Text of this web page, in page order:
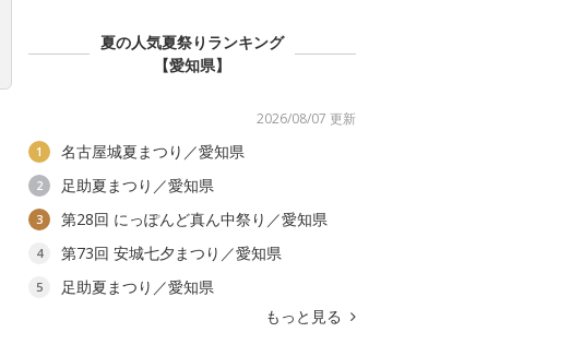
夏の人気夏祭りランキング
【愛知県】
2026/08/07 更新
1 名古屋城夏まつり／愛知県
2 足助夏まつり／愛知県
3 第28回 にっぽんど真ん中祭り／愛知県
4 第73回 安城七夕まつり／愛知県
5
足助夏まつり／愛知県
もっと見る